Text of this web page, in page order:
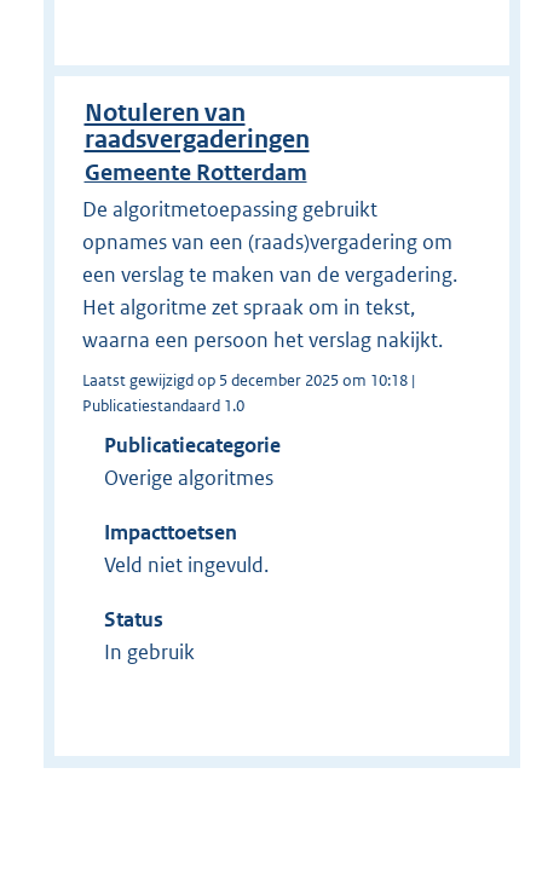
Notuleren van
raadsvergaderingen
Gemeente Rotterdam
De algoritmetoepassing gebruikt
opnames van een (raads)vergadering om
een verslag te maken van de vergadering.
Het algoritme zet spraak om in tekst,
waarna een persoon het verslag nakijkt.
Laatst gewijzigd op 5 december 2025 om 10:18 |
Publicatiestandaard 1.0
Publicatiecategorie
Overige algoritmes
Impacttoetsen
Veld niet ingevuld.
Status
In gebruik